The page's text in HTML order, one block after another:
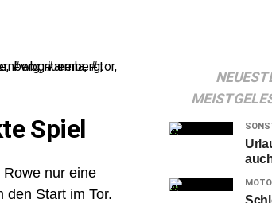
Spiel
nur eine
den Start im Tor.